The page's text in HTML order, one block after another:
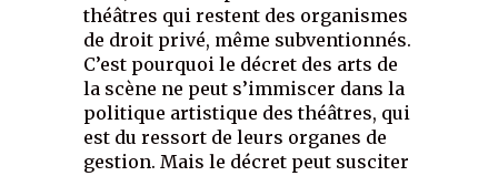
théâtres qui restent des organismes
de droit privé, même subventionnés.
C’est pourquoi le décret des arts de
la scène ne peut s’immiscer dans la
politique artistique des théâtres, qui
est du ressort de leurs organes de
gestion. Mais le décret peut susciter